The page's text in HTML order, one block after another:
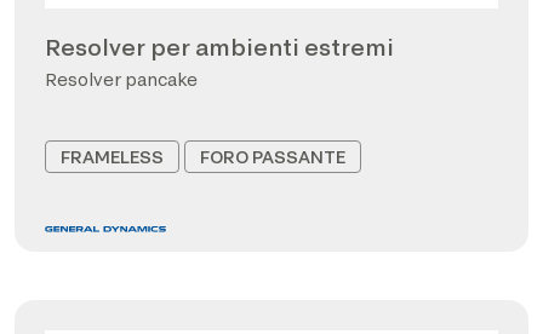
Resolver per ambienti estremi
Resolver pancake
FRAMELESS FORO PASSANTE